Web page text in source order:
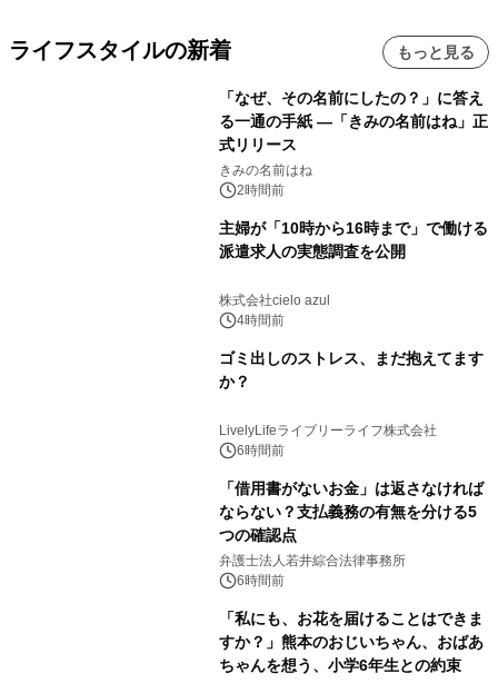
ライフスタイルの新着 もっと見る
「なぜ、その名前にしたの？」に答え
る一通の手紙 ―「きみの名前はね」正
式リリース
きみの名前はね
2時間前
主婦が「10時から16時まで」で働ける
派遣求人の実態調査を公開
株式会社cielo azul
4時間前
ゴミ出しのストレス、まだ抱えてます
か？
LivelyLifeライブリーライフ株式会社
6時間前
「借用書がないお金」は返さなければ
ならない？支払義務の有無を分ける5
つの確認点
弁護士法人若井綜合法律事務所
6時間前
「私にも、お花を届けることはできま
すか？」熊本のおじいちゃん、おばあ
ちゃんを想う、小学6年生との約束